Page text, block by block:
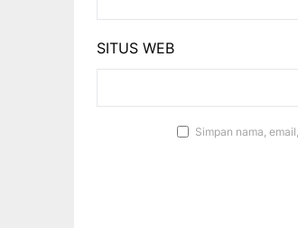
SITUS WEB
Simpan nama,